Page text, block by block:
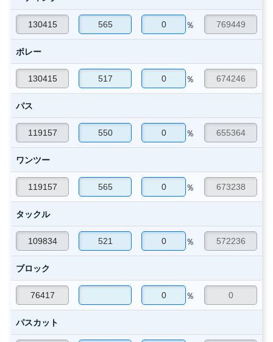
％
ボレー
％
パス
％
ワンツー
％
タックル
％
ブロック
％
パスカット